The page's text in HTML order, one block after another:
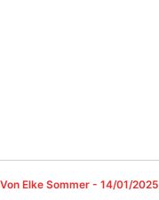
Von Elke Sommer - 14/01/2025